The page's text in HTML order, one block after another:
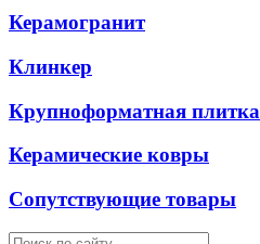
Керамогранит
Клинкер
Крупноформатная плитка
Керамические ковры
Сопутствующие товары